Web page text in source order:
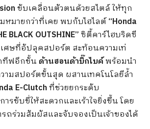
ขับเคลื่อนตัวตนด้วยสไตล์ ให้ทุก
หมายกว่าที่เคย พบกับไฮไลต์“Honda
BLACK OUTSHINE”ซิตี้คาร์ไฮบริดซี
ศษที่อัปลุคสปอร์ต สะท้อนความเท่
ทีฟอีกขั้น ด้านฮอนด้าบิ๊กไบค์พร้อมนำ
ามสปอร์ตขั้นสุด ผสานเทคโนโลยีล้ำ
E-Clutchที่ช่วยยกระดับ
รขับขี่ให้สะดวกและเร้าใจยิ่งขึ้น โดย
ถร่วมสัมผัสและจับจองเป็นเจ้าของได้